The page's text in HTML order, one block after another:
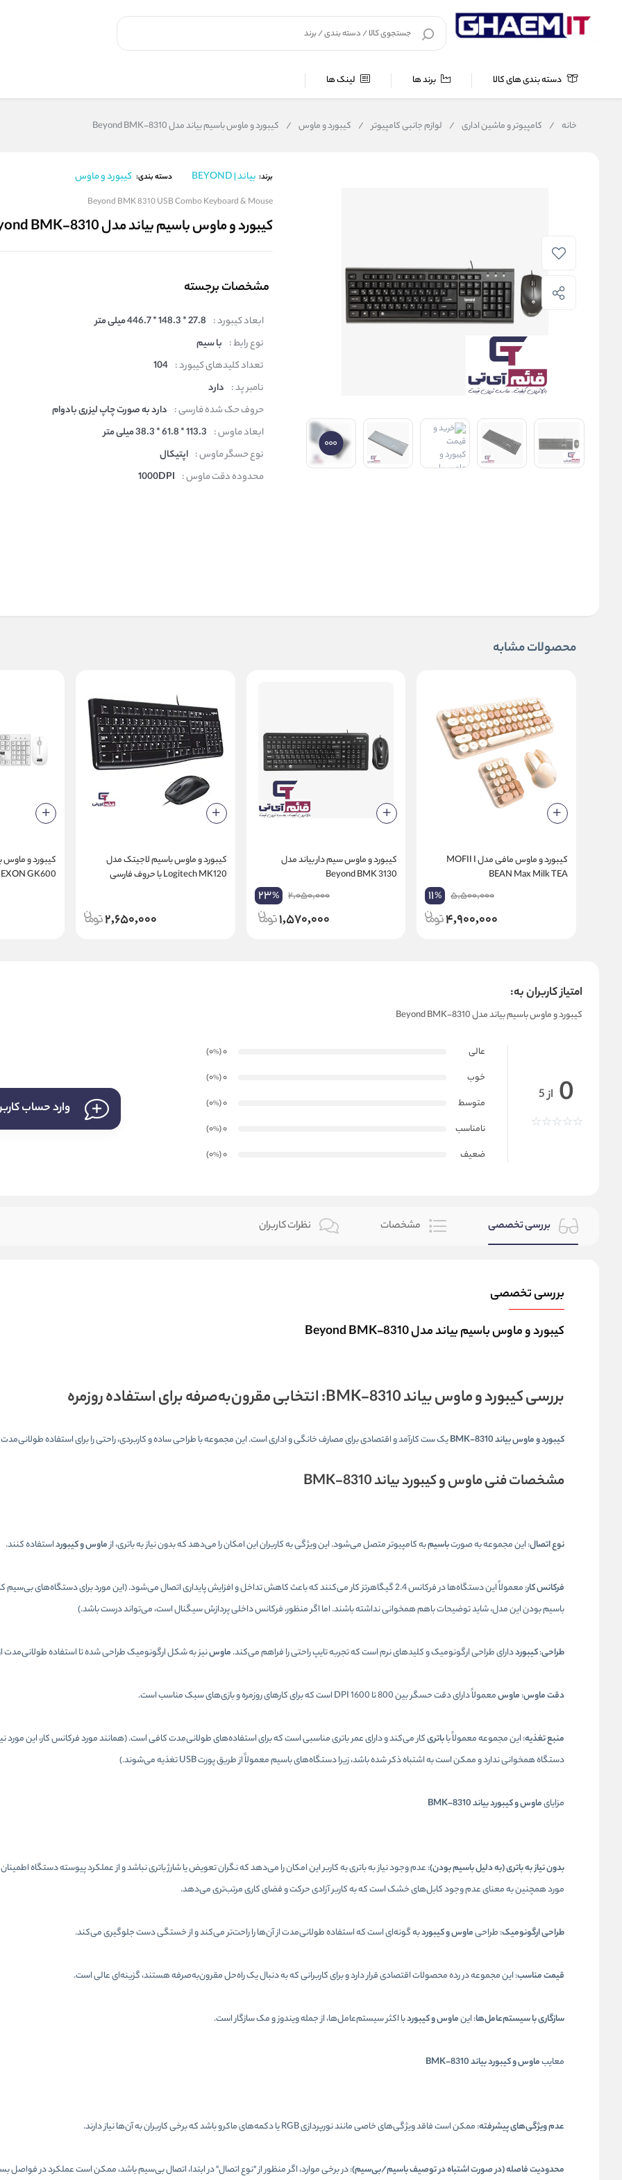
دسته بندی های کالا برند ها لینک ها
خانه / کامپیوتر و ماشین اداری / لوازم جانبی کامپیوتر / کیبورد و ماوس / کیبورد و ماوس باسیم بیاند مدل Beyond BMK-8310
برند: بیاند | BEYOND دسته بندی: کیبورد و ماوس
Beyond BMK 8310 USB Combo Keyboard & Mouse
کیبورد و ماوس باسیم بیاند مدل Beyond BMK-8310
مشخصات برجسته
ابعاد کیبورد : 27.8 * 148.3 * 446.7 میلی متر
نوع رابط : با سیم
تعداد کلیدهای کیبورد : 104
نامبر پد : دارد
حروف حک شده فارسی : دارد به صورت چاپ لیزری بادوام
ابعاد ماوس : 113.3 * 61.8 * 38.3 میلی متر
نوع حسگر ماوس : اپتیکال
محدوده دقت ماوس : 1000DPI
محصولات مشابه
کیبورد و ماوس مافی مدل MOFII I
BEAN Max Milk TEA
5,500,000
11%
4,900,000
کیبورد و ماوس سیم دار بیاند مدل
Beyond BMK 3130
2,050,000
23%
1,570,000
کیبورد و ماوس باسیم لاجیتک مدل
Logitech MK120 با حروف فارسی
2,650,000
کیبورد و
EXON GK600
امتیاز کاربران به:
کیبورد و ماوس باسیم بیاند مدل Beyond BMK-8310
0 از 5
عالی 0
(0
%
)
خوب
0
(0
%
)
متوسط
0
(0
%
)
نامناسب
0
(0
%
)
ضعیف
0
(0
%
)
وارد حساب
بررسی تخصصی مشخصات نظرات کاربران
بررسی تخصصی
کیبورد و ماوس باسیم بیاند مدل Beyond BMK-8310
بررسیکیبورد و ماوس بیاند BMK-8310 : انتخابی مقرون‌به‌صرفه برای استفاده روزمره
کیبورد و ماوس بیاند BMK-8310 یک ست کارآمد و اقتصادی برای مصارف خانگی و اداری است. این مجموعه با طراحی ساده و کاربردی، راحتی را برای استفاده
مشخصات فنیماوس و کیبورد بیاند BMK-8310
نوع اتصال: این مجموعه به صورتباسیمبه کامپیوتر متصل می‌شود. این ویژگی به کاربران این امکان را می‌دهد که بدون نیاز به باتری، ازماوس و کیبورداستفاده کنند.
فرکانس کار
: معمولاً این دستگاه‌ها در فرکانس 2.4 گیگاهرتز کار می‌کنند که باعث کاهش تداخل و افزایش پایداری اتصال می‌شود. (این مورد برای دستگاه‌های
باسیم بودن این مدل، شاید توضیحات باهم همخوانی نداشته باشند. اما اگر منظور، فرکانس داخلی پردازش سیگنال است، می‌تواند درست باشد.)
طراحی:کیبورددارای طراحی ارگونومیک و کلیدهای نرم است که تجربه تایپ راحتی را فراهم می‌کند.ماوسنیز به شکل ارگونومیک طراحی شده تا استفاده طولانی‌مدت
دقت ماوس:ماوسمعمولاً دارای دقت حسگر بین 800 تا 1600 DPI است که برای کارهای روزمره و بازی‌های سبک مناسب است.
منبع تغذیه: این مجموعه معمولاً باباتریکار می‌کند و دارای عمر باتری مناسبی است که برای استفاده‌های طولانی‌مدت کافی است. (همانند مورد فرکانس کار، این مورد
دستگاه همخوانی ندارد و ممکن است به اشتباه ذکر شده باشد، زیرا دستگاه‌های باسیم معمولاً از طریق پورت USB تغذیه می‌شوند.)
مزایایماوس و کیبورد بیاند BMK-8310
بدون نیاز به باتری (به دلیل باسیم بودن): عدم وجود نیاز به باتری به کاربر این امکان را می‌دهد که نگران تعویض یا شارژ باتری نباشد و از عملکرد پیوسته دستگاه
مورد همچنین به معنای عدم وجود کابل‌های خشک است که به کاربر آزادی حرکت و فضای کاری مرتب‌تری می‌دهد.
طراحی ارگونومیک: طراحیماوس و کیبوردبه گونه‌ای است که استفاده طولانی‌مدت از آن‌ها را راحت‌تر می‌کند و از خستگی دست جلوگیری می‌کند.
قیمت مناسب: این مجموعه در رده محصولات اقتصادی قرار دارد و برای کاربرانی که به دنبال یک راه‌حل مقرون‌به‌صرفه هستند، گزینه‌ای عالی است.
سازگاری با سیستم‌عامل‌ها: اینماوس و کیبوردبا اکثر سیستم‌عامل‌ها، از جمله ویندوز و مک سازگار است.
معایبماوس و کیبورد بیاند BMK-8310
عدم ویژگی‌های پیشرفته: ممکن است فاقد ویژگی‌های خاصی مانند نورپردازی RGB یا دکمه‌های ماکرو باشد که برخی کاربران به آن‌ها نیاز دارند.
محدودیت فاصله (در صورت اشتباه در توصیف باسیم/بی‌سیم): در برخی موارد، اگر منظور از "نوع اتصال" در ابتدا، اتصال بی‌سیم باشد، ممکن است عملکرد در فواصل